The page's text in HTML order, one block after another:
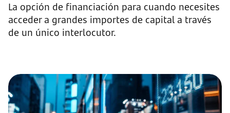
La opción de financiación para cuando necesites
acceder a grandes importes de capital a través
de un único interlocutor.